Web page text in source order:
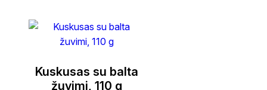
Kuskusas su balta
žuvimi, 110 g